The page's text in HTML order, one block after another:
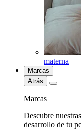
materna
Marcas
Atrás
Marcas
Descubre
desarrollo de tu